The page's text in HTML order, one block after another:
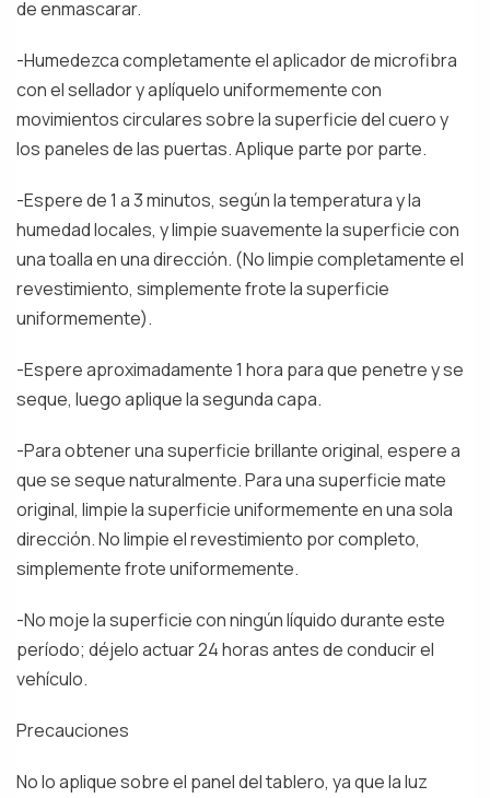
de enmascarar.
-Humedezca completamente el aplicador de microfibra
con el sellador y aplíquelo uniformemente con
movimientos circulares sobre la superficie del cuero y
los paneles de las puertas. Aplique parte por parte.
-Espere de 1 a 3 minutos, según la temperatura y la
humedad locales, y limpie suavemente la superficie con
una toalla en una dirección. (No limpie completamente el
revestimiento, simplemente frote la superficie
uniformemente).
-Espere aproximadamente 1 hora para que penetre y se
seque, luego aplique la segunda capa.
-Para obtener una superficie brillante original, espere a
que se seque naturalmente. Para una superficie mate
original, limpie la superficie uniformemente en una sola
dirección. No limpie el revestimiento por completo,
simplemente frote uniformemente.
-No moje la superficie con ningún líquido durante este
período; déjelo actuar 24 horas antes de conducir el
vehículo.
Precauciones
No lo aplique sobre el panel del tablero, ya que la luz